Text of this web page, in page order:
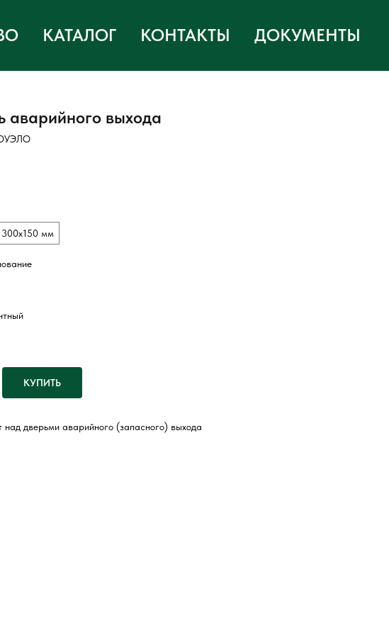
КАТАЛОГ КОНТАКТЫ ДОКУМЕНТЫ
аварийного выхода
300х150 мм
КУПИТЬ
дверьми аварийного (запасного) выхода